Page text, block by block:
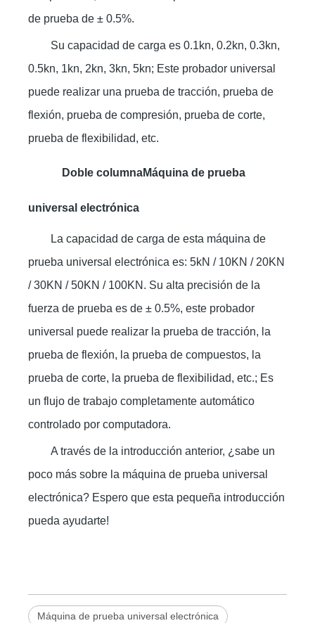
de prueba de ± 0.5%.
Su capacidad de carga es 0.1kn, 0.2kn, 0.3kn,
0.5kn, 1kn, 2kn, 3kn, 5kn; Este probador universal
puede realizar una prueba de tracción, prueba de
flexión, prueba de compresión, prueba de corte,
prueba de flexibilidad, etc.
Doble columnaMáquina de prueba
universal electrónica
La capacidad de carga de esta máquina de
prueba universal electrónica es: 5kN / 10KN / 20KN
/ 30KN / 50KN / 100KN. Su alta precisión de la
fuerza de prueba es de ± 0.5%, este probador
universal puede realizar la prueba de tracción, la
prueba de flexión, la prueba de compuestos, la
prueba de corte, la prueba de flexibilidad, etc.; Es
un flujo de trabajo completamente automático
controlado por computadora.
A través de la introducción anterior, ¿sabe un
poco más sobre la máquina de prueba universal
electrónica? Espero que esta pequeña introducción
pueda ayudarte!
Máquina de prueba universal electrónica